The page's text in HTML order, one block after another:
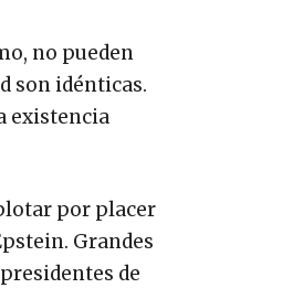
no pueden
son idénticas.
existencia
por placer
Grandes
de